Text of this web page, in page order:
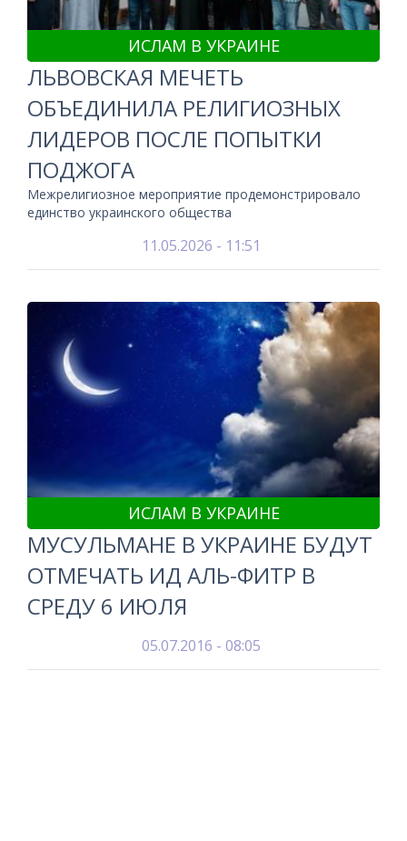
ИСЛАМ В УКРАИНЕ
ЛЬВОВСКАЯ МЕЧЕТЬ
ОБЪЕДИНИЛА РЕЛИГИОЗНЫХ
ЛИДЕРОВ ПОСЛЕ ПОПЫТКИ
ПОДЖОГА
Межрелигиозное мероприятие продемонстрировало
единство украинского общества
11.05.2026 - 11:51
ИСЛАМ В УКРАИНЕ
МУСУЛЬМАНЕ В УКРАИНЕ БУДУТ
ОТМЕЧАТЬ ИД АЛЬ-ФИТР В
СРЕДУ 6 ИЮЛЯ
05.07.2016 - 08:05